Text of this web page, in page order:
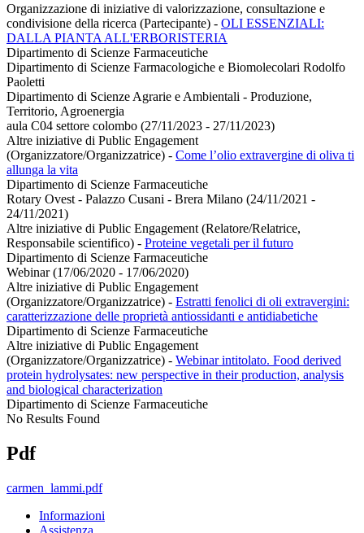
Organizzazione di iniziative di valorizzazione, consultazione e
condivisione della ricerca (Partecipante) - OLI ESSENZIALI:
DALLA PIANTA ALL'ERBORISTERIA
Dipartimento di Scienze Farmaceutiche
Dipartimento di Scienze Farmacologiche e Biomolecolari Rodolfo
Paoletti
Dipartimento di Scienze Agrarie e Ambientali - Produzione,
Territorio, Agroenergia
aula C04 settore colombo (27/11/2023 - 27/11/2023)
Altre iniziative di Public Engagement
(Organizzatore/Organizzatrice) - Come l’olio extravergine di oliva ti
allunga la vita
Dipartimento di Scienze Farmaceutiche
Rotary Ovest - Palazzo Cusani - Brera Milano (24/11/2021 -
24/11/2021)
Altre iniziative di Public Engagement (Relatore/Relatrice,
Responsabile scientifico) - Proteine vegetali per il futuro
Dipartimento di Scienze Farmaceutiche
Webinar (17/06/2020 - 17/06/2020)
Altre iniziative di Public Engagement
(Organizzatore/Organizzatrice) - Estratti fenolici di oli extravergini:
caratterizzazione delle proprietà antiossidanti e antidiabetiche
Dipartimento di Scienze Farmaceutiche
Altre iniziative di Public Engagement
(Organizzatore/Organizzatrice) - Webinar intitolato. Food derived
protein hydrolysates: new perspective in their production, analysis
and biological characterization
Dipartimento di Scienze Farmaceutiche
No Results Found
Pdf
carmen_lammi.pdf
Informazioni
Assistenza